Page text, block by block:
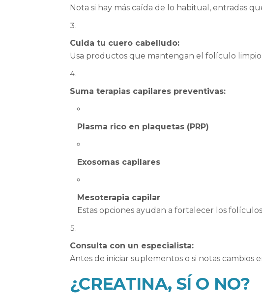
Nota si hay más caída de lo habitual, entradas
Cuida tu cuero cabelludo:
Usa productos que mantengan el folículo limpio
Suma terapias capilares preventivas:
Plasma rico en plaquetas (PRP)
Exosomas capilares
Mesoterapia capilar
Estas opciones ayudan a fortalecer los
Consulta con un especialista:
Antes de iniciar suplementos o si notas
¿CREATINA, SÍ O NO?